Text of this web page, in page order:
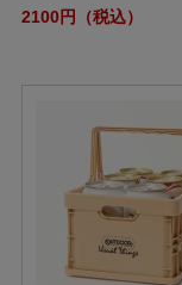
2100円（税込）